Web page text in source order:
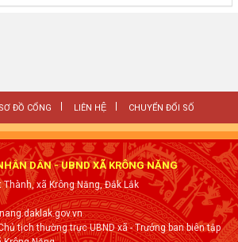
SƠ ĐỒ CỔNG LIÊN HỆ CHUYỂN ĐỔI SỐ
DÂN - UBND XÃ KRÔNG NĂNG
xã Krông Năng, Đắk Lắk
tịch thường trực UBND xã - Trưởng ban biên tập